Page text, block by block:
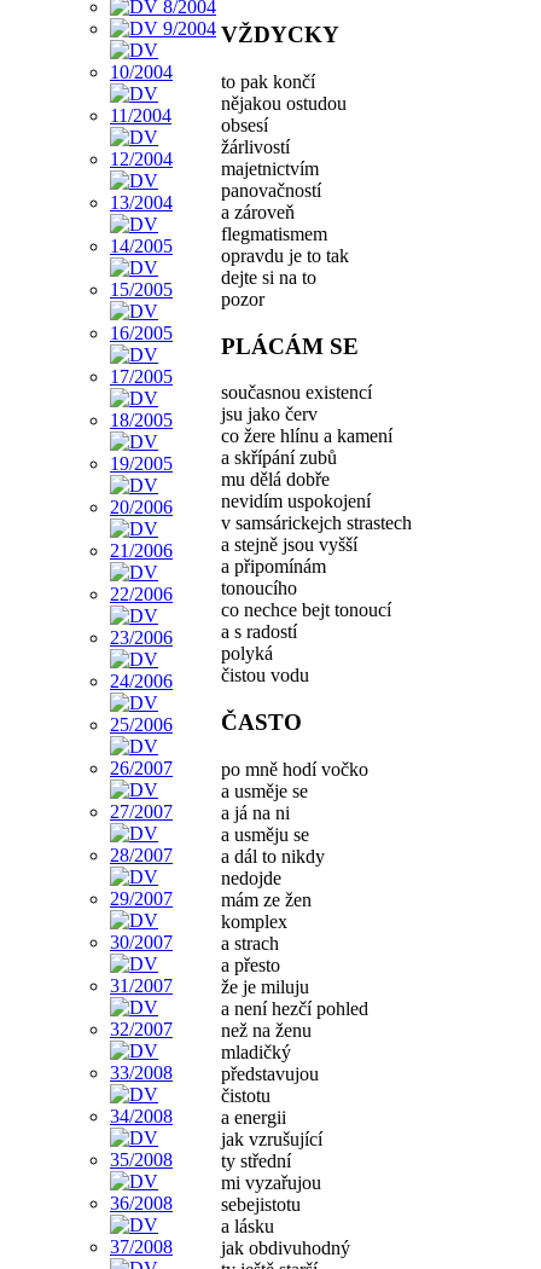
VŽDYCKY
to pak končí
nějakou ostudou
obsesí
žárlivostí
majetnictvím
panovačností
a zároveň
flegmatismem
opravdu je to tak
dejte si na to
pozor
PLÁCÁM SE
současnou existencí
jsu jako červ
co žere hlínu a kamení
a skřípání zubů
mu dělá dobře
nevidím uspokojení
v samsárickejch strastech
a stejně jsou vyšší
a připomínám
tonoucího
co nechce bejt tonoucí
a s radostí
polyká
čistou vodu
ČASTO
po mně hodí vočko
a usměje se
a já na ni
a usměju se
a dál to nikdy
nedojde
mám ze žen
komplex
a strach
a přesto
že je miluju
a není hezčí pohled
než na ženu
mladičký
představujou
čistotu
a energii
jak vzrušující
ty střední
mi vyzařujou
sebejistotu
a lásku
jak obdivuhodný